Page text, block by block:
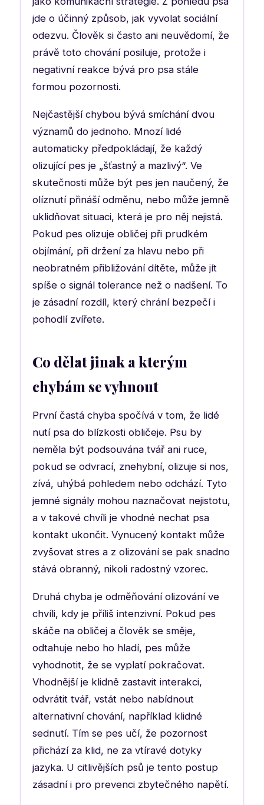
jde o účinný způsob, jak vyvolat sociální
odezvu. Člověk si často ani neuvědomí, že
právě toto chování posiluje, protože i
negativní reakce bývá pro psa stále
formou pozornosti.
Nejčastější chybou bývá smíchání dvou
významů do jednoho. Mnozí lidé
automaticky předpokládají, že každý
olizující pes je „šťastný a mazlivý“. Ve
skutečnosti může být pes jen naučený, že
olíznutí přináší odměnu, nebo může jemně
uklidňovat situaci, která je pro něj nejistá.
Pokud pes olizuje obličej při prudkém
objímání, při držení za hlavu nebo při
neobratném přibližování dítěte, může jít
spíše o signál tolerance než o nadšení. To
je zásadní rozdíl, který chrání bezpečí i
pohodlí zvířete.
Co dělat jinak a kterým
chybám se vyhnout
První častá chyba spočívá v tom, že lidé
nutí psa do blízkosti obličeje. Psu by
neměla být podsouvána tvář ani ruce,
pokud se odvrací, znehybní, olizuje si nos,
zívá, uhýbá pohledem nebo odchází. Tyto
jemné signály mohou naznačovat nejistotu,
a v takové chvíli je vhodné nechat psa
kontakt ukončit. Vynucený kontakt může
zvyšovat stres a z olizování se pak snadno
stává obranný, nikoli radostný vzorec.
Druhá chyba je odměňování olizování ve
chvíli, kdy je příliš intenzivní. Pokud pes
skáče na obličej a člověk se směje,
odtahuje nebo ho hladí, pes může
vyhodnotit, že se vyplatí pokračovat.
Vhodnější je klidně zastavit interakci,
odvrátit tvář, vstát nebo nabídnout
alternativní chování, například klidné
sednutí. Tím se pes učí, že pozornost
přichází za klid, ne za vtíravé dotyky
jazyka. U citlivějších psů je tento postup
zásadní i pro prevenci zbytečného napětí.